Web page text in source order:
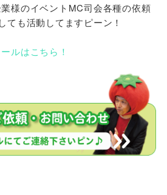
様のイベントMC司会各種の依頼
ても活動してますピーン！
ルはこちら！